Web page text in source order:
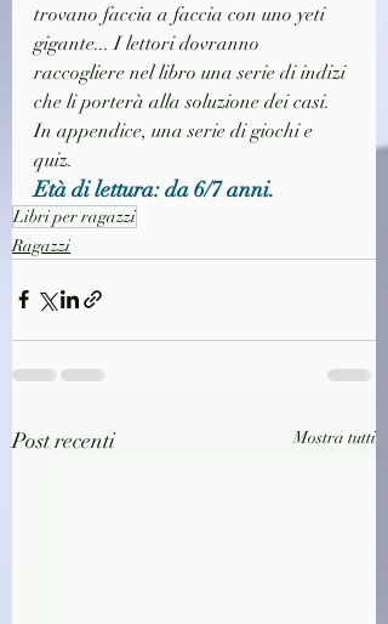
trovano faccia a faccia con uno yeti
gigante... I lettori dovranno
raccogliere nel libro una serie di indizi
che li porterà alla soluzione dei casi.
In appendice, una serie di giochi e
quiz.
Età di lettura: da 6/7 anni.
Libri per ragazzi
Ragazzi
Post recenti Mostra tutti